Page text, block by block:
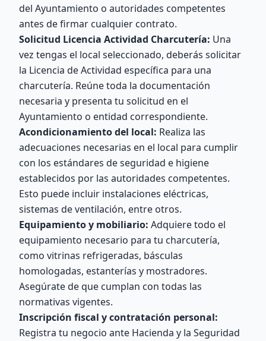
del Ayuntamiento o autoridades competentes
antes de firmar cualquier contrato.
Solicitud Licencia Actividad Charcutería: Una
vez tengas el local seleccionado, deberás solicitar
la Licencia de Actividad específica para una
charcutería. Reúne toda la documentación
necesaria y presenta tu solicitud en el
Ayuntamiento o entidad correspondiente.
Acondicionamiento del local: Realiza las
adecuaciones necesarias en el local para cumplir
con los estándares de seguridad e higiene
establecidos por las autoridades competentes.
Esto puede incluir instalaciones eléctricas,
sistemas de ventilación, entre otros.
Equipamiento y mobiliario: Adquiere todo el
equipamiento necesario para tu charcutería,
como vitrinas refrigeradas, básculas
homologadas, estanterías y mostradores.
Asegúrate de que cumplan con todas las
normativas vigentes.
Inscripción fiscal y contratación personal:
Registra tu negocio ante Hacienda y la Seguridad